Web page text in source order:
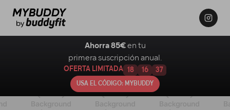
Ahorra 85€ en tu
primera suscripción anual.
OFERTA LIMITADA 18 16 36
USA EL CÓDIGO: MYBUDDY